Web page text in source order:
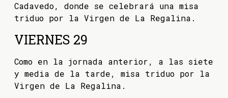
Cadavedo, donde se celebrará una misa
triduo por la Virgen de La Regalina.
VIERNES 29
Como en la jornada anterior, a las siete
y media de la tarde, misa triduo por la
Virgen de La Regalina.